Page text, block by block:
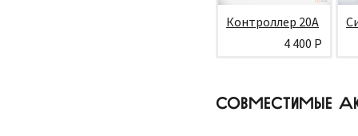
Контроллер 20А
4 400 Р
СОВМЕСТИМЫЕ